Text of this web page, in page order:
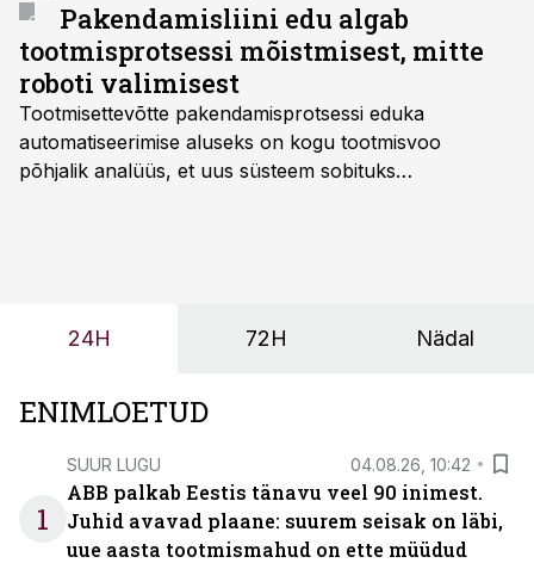
Pakendamisliini edu algab
tootmisprotsessi mõistmisest, mitte
roboti valimisest
Tootmisettevõtte pakendamisprotsessi eduka
automatiseerimise aluseks on kogu tootmisvoo
põhjalik analüüs, et uus süsteem sobituks
OÜ tegevjuht Sander Mitendorf.
24H 72H Nädal
ENIMLOETUD
1
SUUR LUGU 04.08.26, 10:42
ABB palkab Eestis tänavu veel 90 inimest.
Juhid avavad plaane: suurem seisak on läbi,
uue aasta tootmismahud on ette müüdud